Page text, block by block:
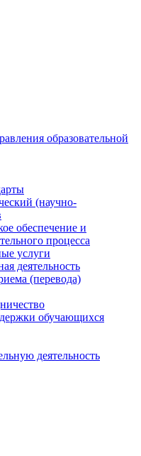
образовательной
(научно-
обеспечение и
процесса
услуги
деятельность
(перевода)
обучающихся
деятельность